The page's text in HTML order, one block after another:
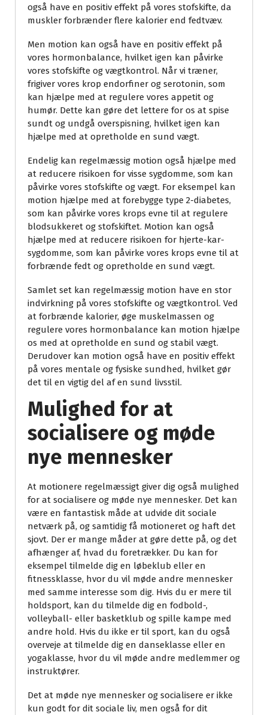
også have en positiv effekt på vores stofskifte, da
muskler forbrænder flere kalorier end fedtvæv.
Men motion kan også have en positiv effekt på
vores hormonbalance, hvilket igen kan påvirke
vores stofskifte og vægtkontrol. Når vi træner,
frigiver vores krop endorfiner og serotonin, som
kan hjælpe med at regulere vores appetit og
humør. Dette kan gøre det lettere for os at spise
sundt og undgå overspisning, hvilket igen kan
hjælpe med at opretholde en sund vægt.
Endelig kan regelmæssig motion også hjælpe med
at reducere risikoen for visse sygdomme, som kan
påvirke vores stofskifte og vægt. For eksempel kan
motion hjælpe med at forebygge type 2-diabetes,
som kan påvirke vores krops evne til at regulere
blodsukkeret og stofskiftet. Motion kan også
hjælpe med at reducere risikoen for hjerte-kar-
sygdomme, som kan påvirke vores krops evne til at
forbrænde fedt og opretholde en sund vægt.
Samlet set kan regelmæssig motion have en stor
indvirkning på vores stofskifte og vægtkontrol. Ved
at forbrænde kalorier, øge muskelmassen og
regulere vores hormonbalance kan motion hjælpe
os med at opretholde en sund og stabil vægt.
Derudover kan motion også have en positiv effekt
på vores mentale og fysiske sundhed, hvilket gør
det til en vigtig del af en sund livsstil.
Mulighed for at
socialisere og møde
nye mennesker
At motionere regelmæssigt giver dig også mulighed
for at socialisere og møde nye mennesker. Det kan
være en fantastisk måde at udvide dit sociale
netværk på, og samtidig få motioneret og haft det
sjovt. Der er mange måder at gøre dette på, og det
afhænger af, hvad du foretrækker. Du kan for
eksempel tilmelde dig en løbeklub eller en
fitnessklasse, hvor du vil møde andre mennesker
med samme interesse som dig. Hvis du er mere til
holdsport, kan du tilmelde dig en fodbold-,
volleyball- eller basketklub og spille kampe med
andre hold. Hvis du ikke er til sport, kan du også
overveje at tilmelde dig en danseklasse eller en
yogaklasse, hvor du vil møde andre medlemmer og
instruktører.
Det at møde nye mennesker og socialisere er ikke
kun godt for dit sociale liv, men også for dit